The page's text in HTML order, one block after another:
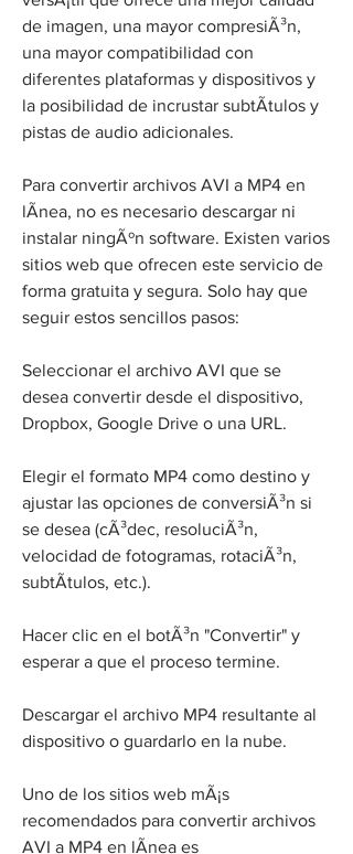
de imagen, una mayor compresiÃ³n,
una mayor compatibilidad con
diferentes plataformas y dispositivos y
la posibilidad de incrustar subtÃ­tulos y
pistas de audio adicionales.
Para convertir archivos AVI a MP4 en
lÃ­nea, no es necesario descargar ni
instalar ningÃºn software. Existen varios
sitios web que ofrecen este servicio de
forma gratuita y segura. Solo hay que
seguir estos sencillos pasos:
Seleccionar el archivo AVI que se
desea convertir desde el dispositivo,
Dropbox, Google Drive o una URL.
Elegir el formato MP4 como destino y
ajustar las opciones de conversiÃ³n si
se desea (cÃ³dec, resoluciÃ³n,
velocidad de fotogramas, rotaciÃ³n,
subtÃ­tulos, etc.).
Hacer clic en el botÃ³n "Convertir" y
esperar a que el proceso termine.
Descargar el archivo MP4 resultante al
dispositivo o guardarlo en la nube.
Uno de los sitios web mÃ¡s
recomendados para convertir archivos
AVI a MP4 en lÃ­nea es